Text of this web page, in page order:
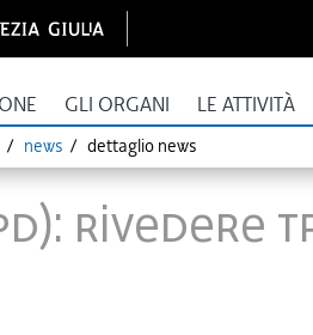
GLI ORGANI LE ATTIVITÀ
news dettaglio news
RIVEDERE